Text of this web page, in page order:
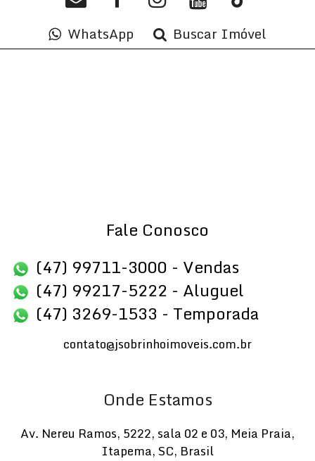
WhatsApp Buscar Imóvel
Fale Conosco
(47) 99711-3000 - Vendas
(47) 99217-5222 - Aluguel
(47) 3269-1533 - Temporada
contato@jsobrinhoimoveis.com.br
Onde Estamos
Av. Nereu Ramos, 5222, sala 02 e 03, Meia Praia,
Itapema, SC, Brasil